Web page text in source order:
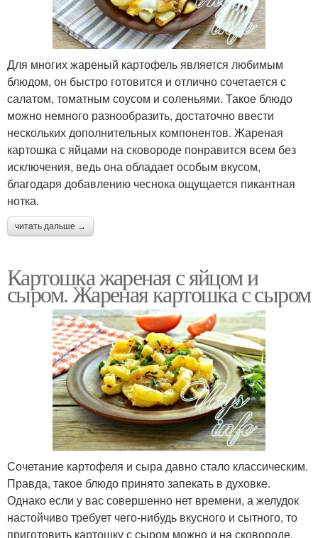
Для многих жареный картофель является любимым
блюдом, он быстро готовится и отлично сочетается с
салатом, томатным соусом и соленьями. Такое блюдо
можно немного разнообразить, достаточно ввести
нескольких дополнительных компонентов. Жареная
картошка с яйцами на сковороде понравится всем без
исключения, ведь она обладает особым вкусом,
благодаря добавлению чеснока ощущается пикантная
нотка.
читать дальше →
Картошка жареная с яйцом и
сыром. Жареная картошка с сыром
Сочетание картофеля и сыра давно стало классическим.
Правда, такое блюдо принято запекать в духовке.
Однако если у вас совершенно нет времени, а желудок
настойчиво требует чего-нибудь вкусного и сытного, то
приготовить картошку с сыром можно и на сковороде.